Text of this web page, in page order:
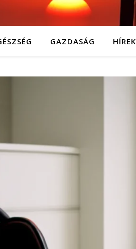
GAZDASÁG HÍREK